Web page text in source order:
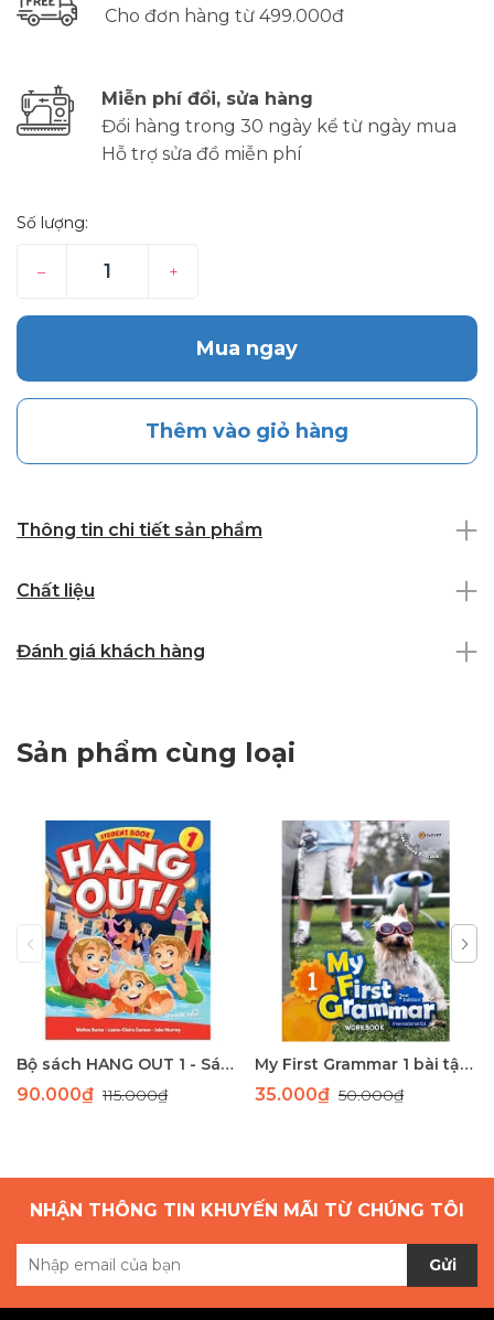
Cho đơn hàng từ 499.000đ
Miễn phí đổi, sửa hàng
Đổi hàng trong 30 ngày kể từ ngày mua
Hỗ trợ sửa đồ miễn phí
Số lượng:
– +
Mua ngay
Thêm vào giỏ hàng
Thông tin chi tiết sản phẩm
Chất liệu
Đánh giá khách hàng
Sản phẩm cùng loại
Bộ sách HANG OUT 1 - Sách học tiếng Anh giao tiếp dành cho học sinh tiểu học
90.000₫115.000₫
My First Grammar 1 bài tập 2nd Edition
35.000₫ 50.000₫
NHẬN THÔNG TIN KHUYẾN MÃI TỪ CHÚNG TÔI
Gửi